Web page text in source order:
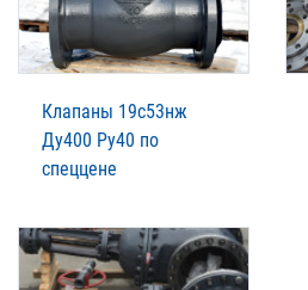
Клапаны 19с53нж
Ду400 Ру40 по
спеццене